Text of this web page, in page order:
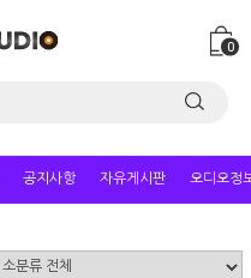
0
공지사항 자유게시판 오디오정